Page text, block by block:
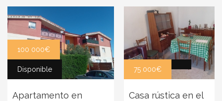
100 000€
Disponible
Apartamento en
75 000€
Casa rústica en el